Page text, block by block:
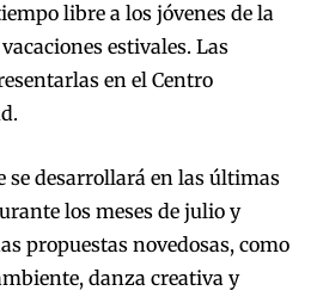
libre a los jóvenes de la
estivales. Las
en el Centro
se desarrollará en las últimas
los meses de julio y
propuestas novedosas, como
danza creativa y